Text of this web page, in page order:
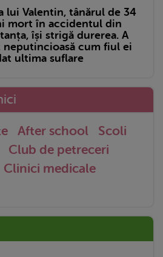
lui Valentin, tânărul de 34
mort în accidentul din
își strigă durerea. A
neputincioasă cum fiul ei
ultima suflare
After school
Scoli
Club de petreceri
Clinici medicale